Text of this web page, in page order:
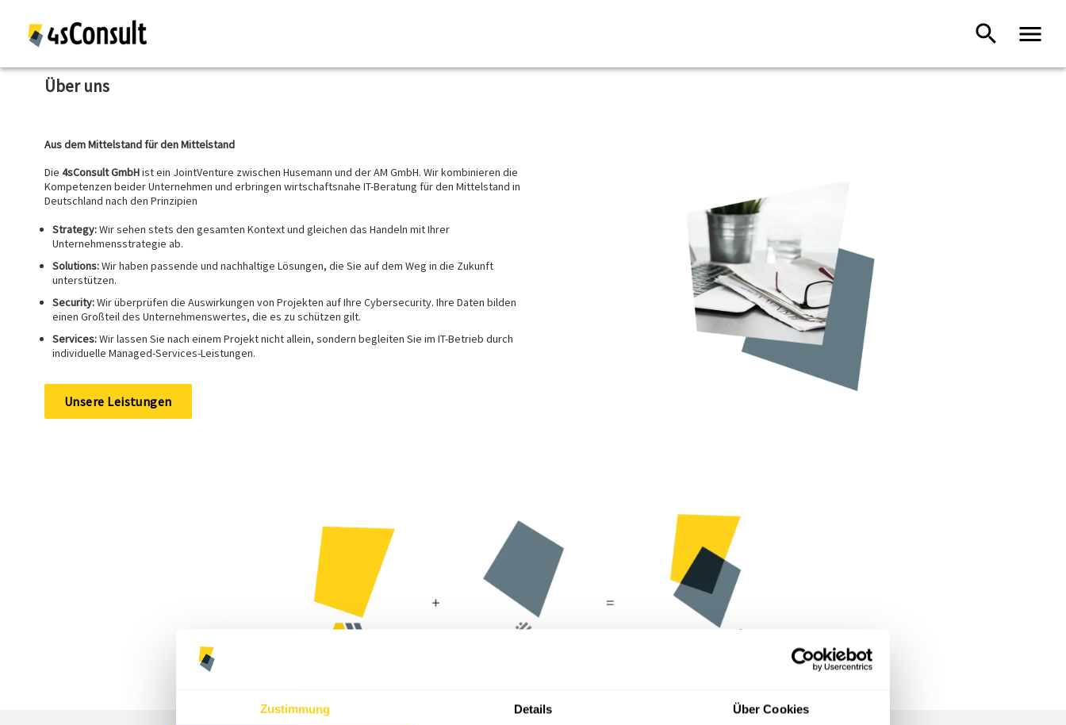
Zustimmung Details Über Cookies
Über uns
Aus dem Mittelstand für den Mittelstand
Die 4sConsultGmbHist ein JointVenture zwischen Husemann und der AM GmbH. Wir kombinieren die
Kompetenzen beider Unternehmen und erbringen wirtschaftsnahe IT-Beratung für den Mittelstand in
Deutschland nach den Prinzipien
Strategy:Wir sehen stets den gesamten Kontext und gleichen das Handeln mit Ihrer
Unternehmensstrategie ab.
Solutions:Wir haben passende und nachhaltige Lösungen, die Sie auf dem Weg in die Zukunft
unterstützen.
Security:Wir überprüfen die Auswirkungen von Projekten auf Ihre Cybersecurity. Ihre Daten bilden
einen Großteil des Unternehmenswertes, die es zu schützen gilt.
Services:Wir lassen Sie nach einem Projekt nicht allein, sondern begleiten Sie im IT-Betrieb durch
individuelle Managed-Services-Leistungen.
Unsere Leistungen